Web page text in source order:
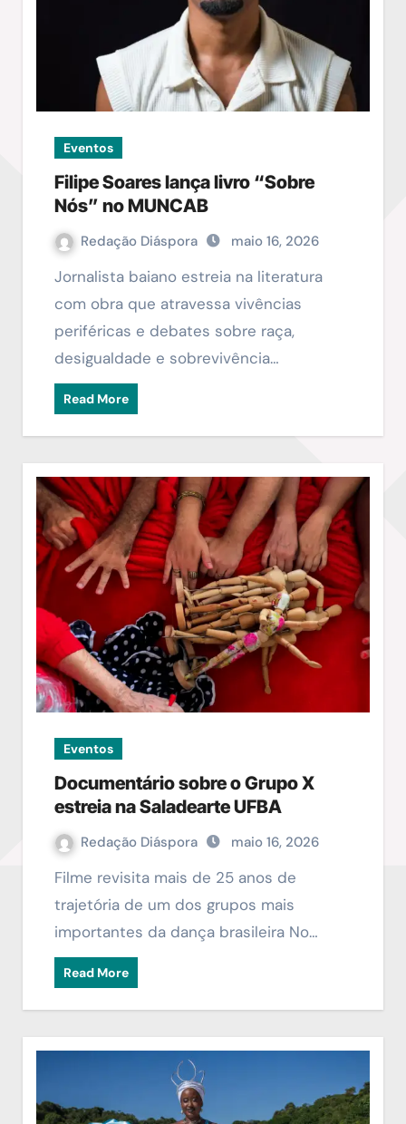
Eventos
Filipe Soares lança livro “Sobre
Nós” no MUNCAB
Redação Diáspora maio 16, 2026
Jornalista baiano estreia na literatura
com obra que atravessa vivências
periféricas e debates sobre raça,
desigualdade e sobrevivência…
Read More
Eventos
Documentário sobre o Grupo X
estreia na Saladearte UFBA
Redação Diáspora maio 16, 2026
Filme revisita mais de 25 anos de
trajetória de um dos grupos mais
importantes da dança brasileira No…
Read More